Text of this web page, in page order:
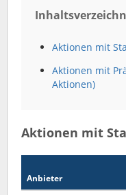
Aktionen mit
Aktionen mit
Aktionen)
Aktionen mit
Anbieter